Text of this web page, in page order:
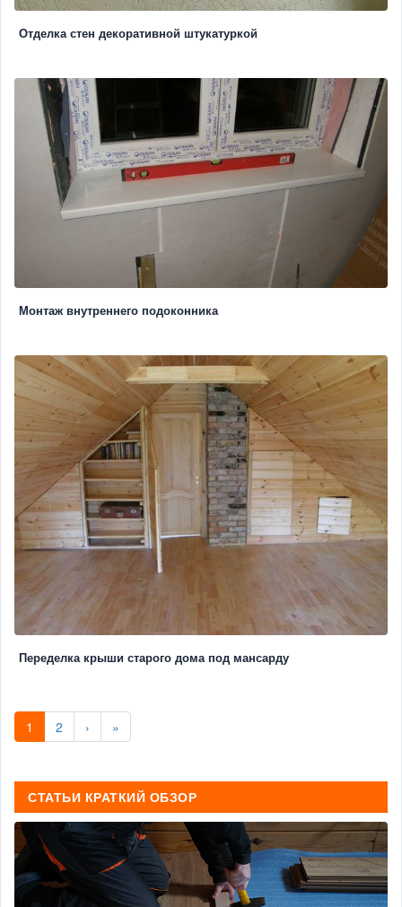
Отделка стен декоративной штукатуркой
Монтаж внутреннего подоконника
Переделка крыши старого дома под мансарду
1 2 › »
СТАТЬИ КРАТКИЙ ОБЗОР